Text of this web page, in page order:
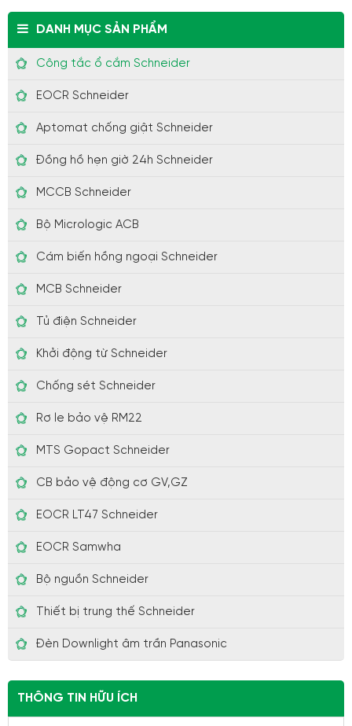
DANH MỤC SẢN PHẨM
Công tắc ổ cắm Schneider
EOCR Schneider
Aptomat chống giật Schneider
Đồng hồ hẹn giờ 24h Schneider
MCCB Schneider
Bộ Micrologic ACB
Cám biến hồng ngoại Schneider
MCB Schneider
Tủ điện Schneider
Khởi động từ Schneider
Chống sét Schneider
Rơ le bảo vệ RM22
MTS Gopact Schneider
CB bảo vệ động cơ GV,GZ
EOCR LT47 Schneider
EOCR Samwha
Bộ nguồn Schneider
Thiết bị trung thế Schneider
Đèn Downlight âm trần Panasonic
THÔNG TIN HỮU ÍCH